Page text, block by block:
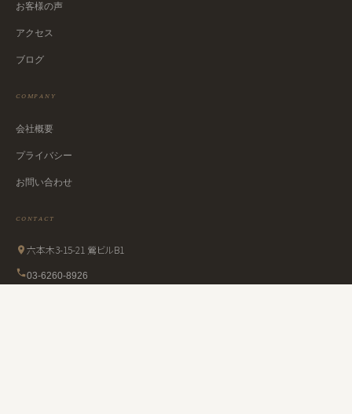
お客様の声
アクセス
ブログ
COMPANY
会社概要
プライバシー
お問い合わせ
CONTACT
六本木3-15-21 鶯ビルB1
03-6260-8926